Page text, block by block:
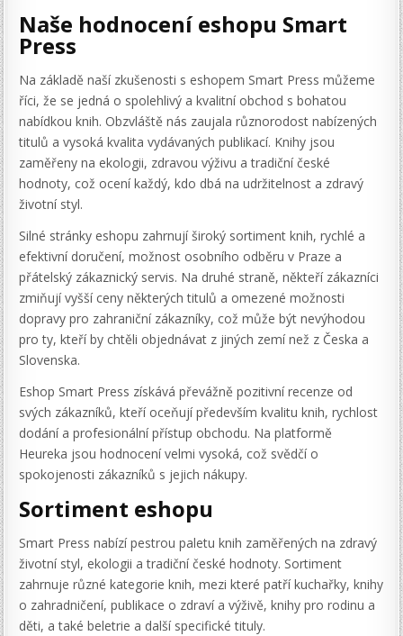
Naše hodnocení eshopu Smart
Press
Na základě naší zkušenosti s eshopem Smart Press můžeme
říci, že se jedná o spolehlivý a kvalitní obchod s bohatou
nabídkou knih. Obzvláště nás zaujala různorodost nabízených
titulů a vysoká kvalita vydávaných publikací. Knihy jsou
zaměřeny na ekologii, zdravou výživu a tradiční české
hodnoty, což ocení každý, kdo dbá na udržitelnost a zdravý
životní styl.
Silné stránky eshopu zahrnují široký sortiment knih, rychlé a
efektivní doručení, možnost osobního odběru v Praze a
přátelský zákaznický servis. Na druhé straně, někteří zákazníci
zmiňují vyšší ceny některých titulů a omezené možnosti
dopravy pro zahraniční zákazníky, což může být nevýhodou
pro ty, kteří by chtěli objednávat z jiných zemí než z Česka a
Slovenska.
Eshop Smart Press získává převážně pozitivní recenze od
svých zákazníků, kteří oceňují především kvalitu knih, rychlost
dodání a profesionální přístup obchodu. Na platformě
Heureka jsou hodnocení velmi vysoká, což svědčí o
spokojenosti zákazníků s jejich nákupy.
Sortiment eshopu
Smart Press nabízí pestrou paletu knih zaměřených na zdravý
životní styl, ekologii a tradiční české hodnoty. Sortiment
zahrnuje různé kategorie knih, mezi které patří kuchařky, knihy
o zahradničení, publikace o zdraví a výživě, knihy pro rodinu a
děti, a také beletrie a další specifické tituly.